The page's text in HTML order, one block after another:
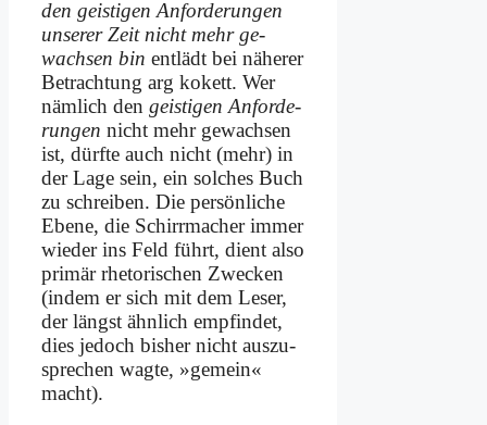
den gei­sti­gen An­for­de­run­gen
un­se­rer Zeit nicht mehr ge­
wach­sen bin ent­lädt bei nä­he­rer
Be­trach­tung arg ko­kett. Wer
näm­lich den gei­sti­gen An­for­de­
run­gen nicht mehr ge­wach­sen
ist, dürf­te auch nicht (mehr) in
der La­ge sein, ein sol­ches Buch
zu schrei­ben. Die per­sön­li­che
Ebe­ne, die Schirr­ma­cher im­mer
wie­der ins Feld führt, dient al­so
pri­mär rhe­to­ri­schen Zwecken
(in­dem er sich mit dem Le­ser,
der längst ähn­lich emp­fin­det,
dies je­doch bis­her nicht aus­zu­
spre­chen wag­te, »ge­mein«
macht).